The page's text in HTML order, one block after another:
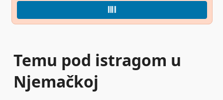
Temu pod istragom u
Njemačkoj